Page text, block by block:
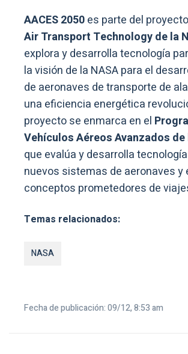
AACES 2050es parte del proyecto
Air Transport Technology de la
explora y desarrolla tecnología
la visión de la NASA para el
de aeronaves de transporte de
una eficiencia energética
proyecto se enmarca en el
Vehículos Aéreos Avanzados de
que evalúa y desarrolla
nuevos sistemas de aeronaves y
conceptos prometedores de
Temas relacionados:
NASA
Fecha de publicación: 09/12, 8:53 am